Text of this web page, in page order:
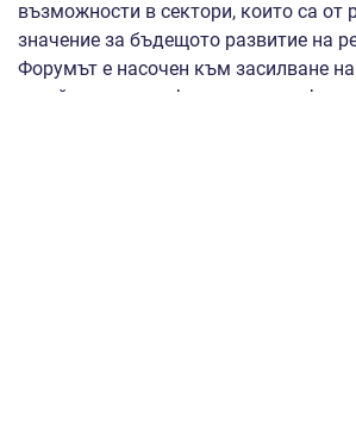
възможности в сектори, които са
значение за бъдещото развитие на
Форумът е насочен към засилване
устойчивост и цифровата